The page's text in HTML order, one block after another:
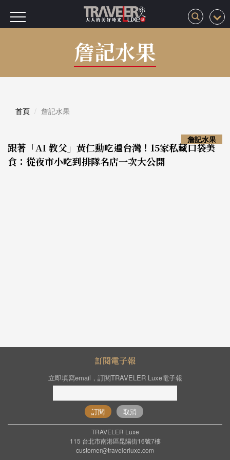
詹記水果
首頁 詹記水果
跟著「AI 教父」黃仁勳吃遍台灣！15家私藏口袋美
食：從夜市小吃到排隊名店一次大公開
詹記水果
訂閱電子報
立即填寫email，訂閱TRAVELER Luxe電子報
訂閱 取消
TRAVELER Luxe
115 台北市南港區昆陽街16號7樓
customer@travelerluxe.com